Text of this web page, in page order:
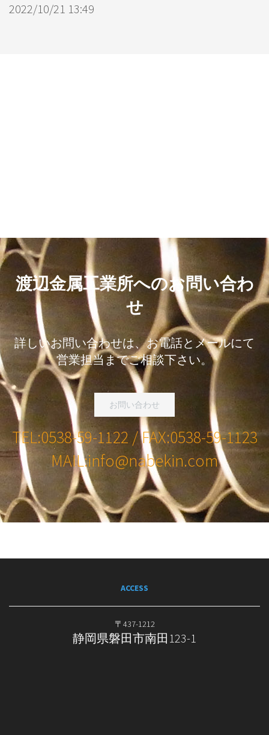
2022/10/21 13:49
渡辺金属工業所へのお問い合わ
せ
詳しいお問い合わせは、お電話とメールにて
営業担当までご相談下さい。
お問い合わせ
TEL:0538-59-1122 / FAX:0538-59-1123
MAIL:info@nabekin.com
ACCESS
〒437-1212
静岡県磐田市南田123-1